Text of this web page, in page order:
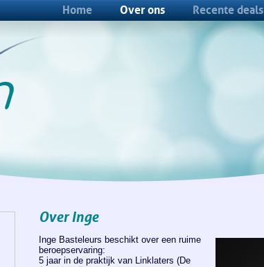
Home Over ons Recente deals
Over Inge
Inge Basteleurs beschikt over een ruime
beroepservaring:
5 jaar in de praktijk van Linklaters (De